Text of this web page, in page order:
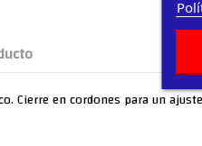
Cierre en cordones para un